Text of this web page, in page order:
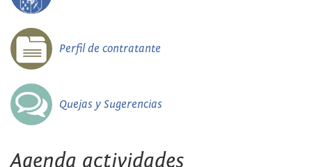
Perfil de contratante
Quejas y Sugerencias
Agenda actividades